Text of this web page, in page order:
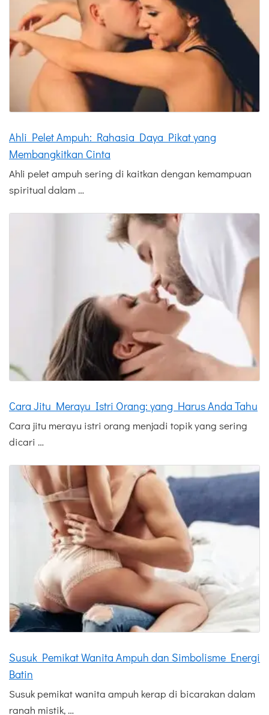
Ahli Pelet Ampuh: Rahasia Daya Pikat yang
Membangkitkan Cinta
Ahli pelet ampuh sering di kaitkan dengan kemampuan
spiritual dalam …
Cara Jitu Merayu Istri Orang: yang Harus Anda Tahu
Cara jitu merayu istri orang menjadi topik yang sering
dicari …
Susuk Pemikat Wanita Ampuh dan Simbolisme Energi
Batin
Susuk pemikat wanita ampuh kerap di bicarakan dalam
ranah mistik, …